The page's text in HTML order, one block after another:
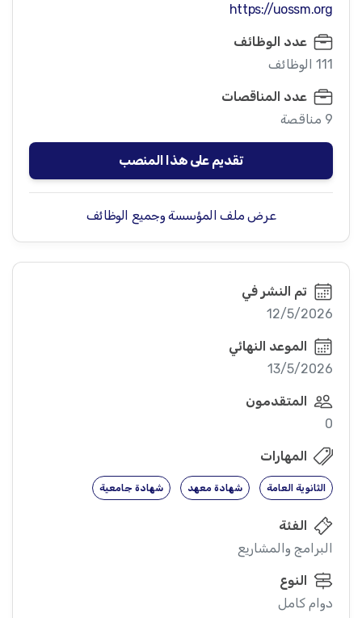
https://uossm.org
عدد الوظائف
111 الوظائف
عدد المناقصات
9 مناقصة
تقديم على هذا المنصب
عرض ملف المؤسسة وجميع الوظائف
تم النشر في
12/5/2026
الموعد النهائي
13/5/2026
المتقدمون
0
المهارات
الثانوية العامة شهادة معهد شهادة جامعية
الفئة
البرامج والمشاريع
النوع
دوام كامل